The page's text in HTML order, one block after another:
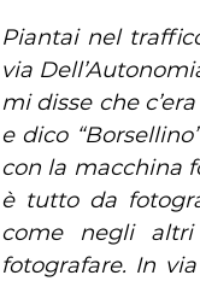
Piantai nel
via
mi disse che
e dico
con la macchina
è tutto da
come negli
fotografare. In